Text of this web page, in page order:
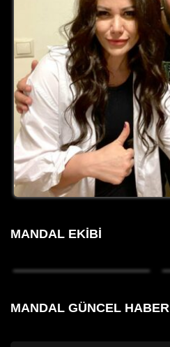
MANDAL EKIBI
MANDAL GÜNCEL HABER